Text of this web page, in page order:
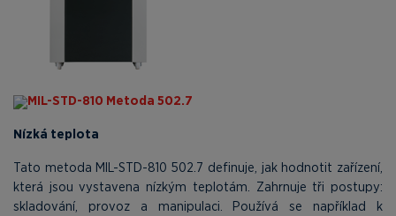
MIL-STD-810 Metoda 502.7
Nízká teplota
Tato metoda MIL-STD-810 502.7 definuje, jak hodnotit zařízení,
která jsou vystavena nízkým teplotám. Zahrnuje tři postupy:
skladování, provoz a manipulaci. Používá se například k